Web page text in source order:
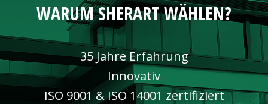
WARUM SHERART WÄHLEN?
35 Jahre Erfahrung
Innovativ
ISO 9001 & ISO 14001 zertifiziert